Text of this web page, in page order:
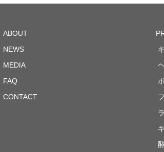
ABOUT
NEWS
MEDIA
FAQ
CONTACT